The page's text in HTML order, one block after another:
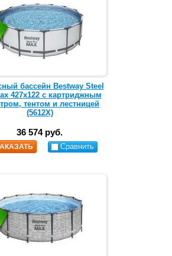
бассейн Bestway Steel
427х122 с картриджным
тентом и лестницей
(5612X)
36 574 руб.
Сравнить